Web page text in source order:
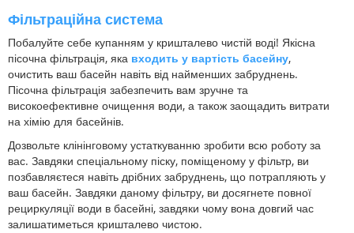
Фільтраційна система
Побалуйте себе купанням у кришталево чистій воді! Якісна
пісочна фільтрація, яка входить у вартість басейну,
очистить ваш басейн навіть від найменших забруднень.
Пісочна фільтрація забезпечить вам зручне та
високоефективне очищення води, а також заощадить витрати
на хімію для басейнів.
Дозвольте клінінговому устаткуванню зробити всю роботу за
вас. Завдяки спеціальному піску, поміщеному у фільтр, ви
позбавляєтеся навіть дрібних забруднень, що потрапляють у
ваш басейн. Завдяки даному фільтру, ви досягнете повної
рециркуляції води в басейні, завдяки чому вона довгий час
залишатиметься кришталево чистою.